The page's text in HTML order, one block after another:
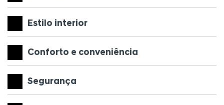
Estilo interior
Conforto e conveniência
Segurança